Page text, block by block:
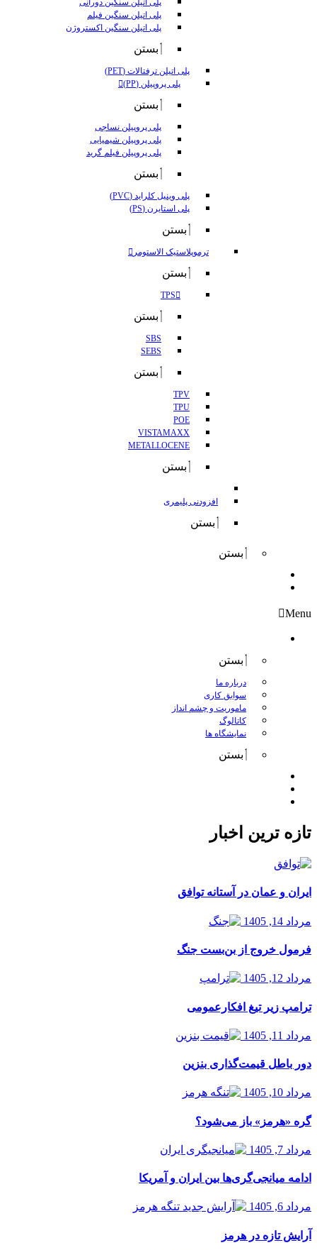
پلی اتیلن سنگین دورانی
پلی اتیلن سنگین فیلم
پلی اتیلن سنگین اکستروژن
بستن
پلی اتیلن ترفتالات (PET)
پلی پروپیلن (PP)
بستن
پلی پروپیلن نساجی
پلی پروپیلن شیمیایی
پلی پروپیلن فیلم گرید
بستن
پلی وینیل کلراید (PVC)
پلی استایرن (PS)
بستن
ترموپلاستیک الاستومر
بستن
TPS
بستن
SBS
SEBS
بستن
TPV
TPU
POE
VISTAMAXX
METALLOCENE
بستن
افزودنی پلیمری
بستن
بستن
Menu
بستن
درباره ما
سوابق کاری
ماموریت و چشم انداز
کاتالوگ
نمایشگاه ها
بستن
تازه ترین اخبار
ایران و عمان در آستانه توافق
مرداد 14, 1405
فرمول خروج از بن‌بست جنگ
مرداد 12, 1405
ترامپ زیر تیغ افکارعمومی
مرداد 11, 1405
دور باطل قیمت‌گذاری بنزین
مرداد 10, 1405
گره «هرمز» باز می‌شود؟
مرداد 7, 1405
ادامه میانجی‌گری‌ها بین ایران و آمریکا
مرداد 6, 1405
آرایش تازه در هرمز